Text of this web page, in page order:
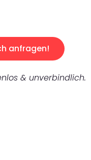
anfragen!
& unverbindlich.